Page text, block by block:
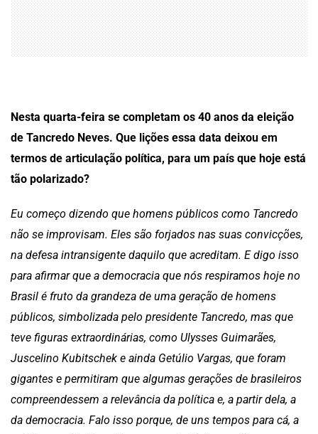
Nesta quarta-feira se completam os 40 anos da eleição
de Tancredo Neves. Que lições essa data deixou em
termos de articulação política, para um país que hoje está
tão polarizado?
Eu começo dizendo que homens públicos como Tancredo
não se improvisam. Eles são forjados nas suas convicções,
na defesa intransigente daquilo que acreditam. E digo isso
para afirmar que a democracia que nós respiramos hoje no
Brasil é fruto da grandeza de uma geração de homens
públicos, simbolizada pelo presidente Tancredo, mas que
teve figuras extraordinárias, como Ulysses Guimarães,
Juscelino Kubitschek e ainda Getúlio Vargas, que foram
gigantes e permitiram que algumas gerações de brasileiros
compreendessem a relevância da política e, a partir dela, a
da democracia. Falo isso porque, de uns tempos para cá, a